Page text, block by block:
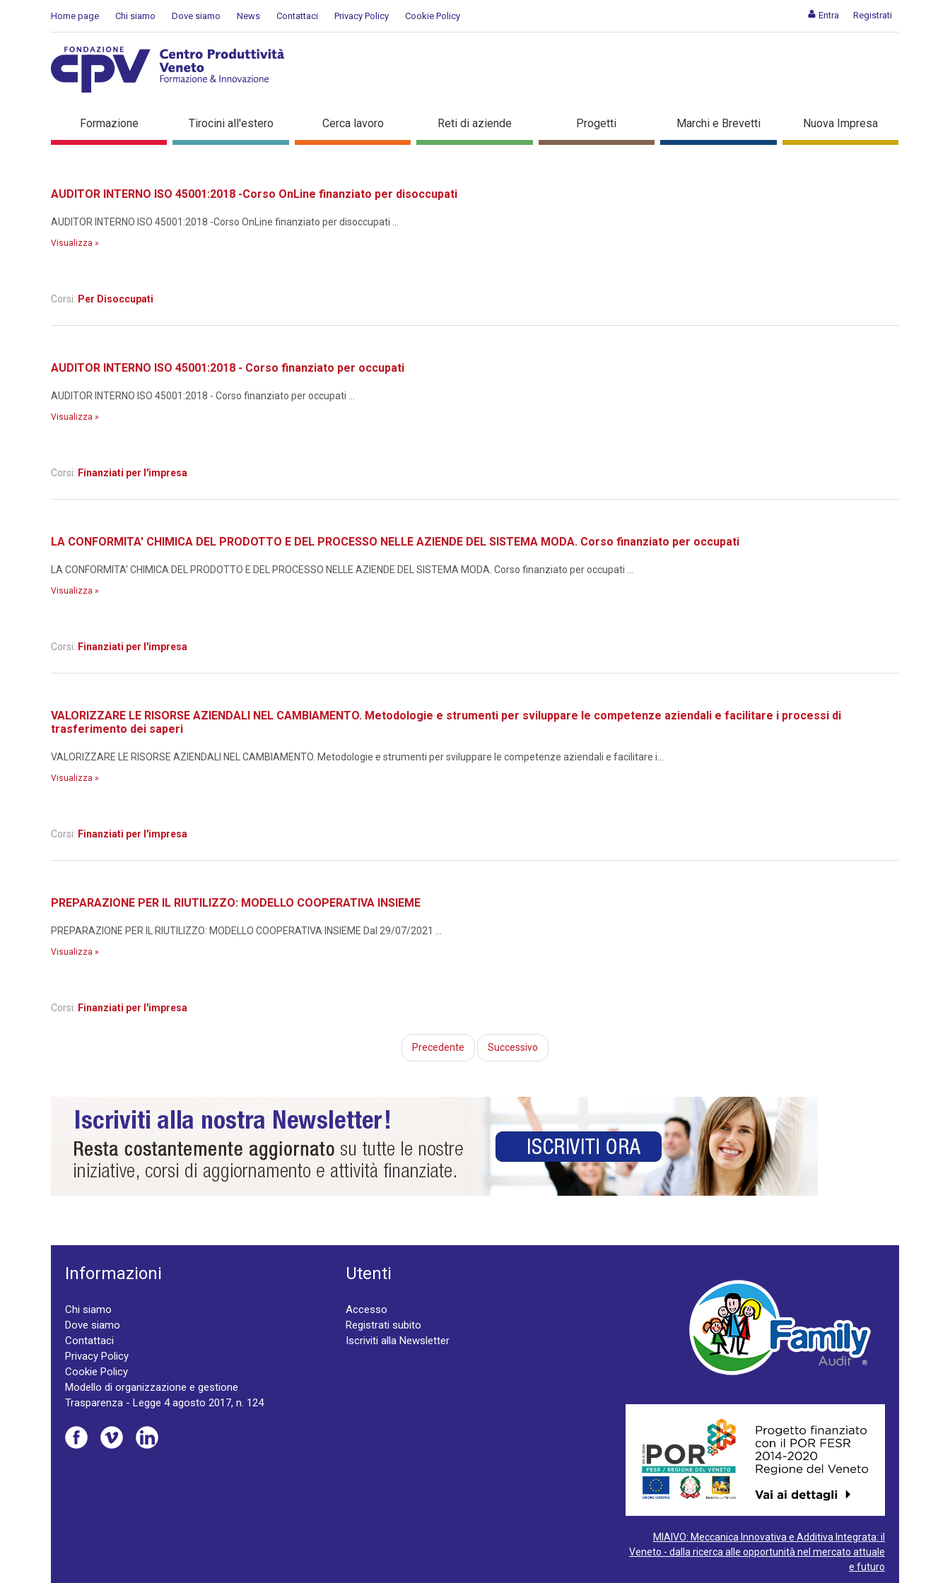
Entra Registrati
Home page Chi siamo Dove siamo News Contattaci Privacy Policy Cookie Policy
Dettaglio corso di formazione
Formazione Tirocini all'estero Cerca lavoro Reti di aziende Progetti Marchi e Brevetti Nuova Impresa
AUDITOR INTERNO ISO 45001:2018 -Corso OnLine finanziato per disoccupati
AUDITOR INTERNO ISO 45001:2018 -Corso OnLine finanziato per disoccupati ...
Visualizza »
Corsi: Per Disoccupati
AUDITOR INTERNO ISO 45001:2018 - Corso finanziato per occupati
AUDITOR INTERNO ISO 45001:2018 - Corso finanziato per occupati ...
Visualizza »
Corsi: Finanziati per l'impresa
LA CONFORMITA' CHIMICA DEL PRODOTTO E DEL PROCESSO NELLE AZIENDE DEL SISTEMA MODA. Corso finanziato per occupati
LA CONFORMITA' CHIMICA DEL PRODOTTO E DEL PROCESSO NELLE AZIENDE DEL SISTEMA MODA. Corso finanziato per occupati ...
Visualizza »
Corsi: Finanziati per l'impresa
VALORIZZARE LE RISORSE AZIENDALI NEL CAMBIAMENTO. Metodologie e strumenti per sviluppare le competenze aziendali e facilitare i processi di
trasferimento dei saperi
VALORIZZARE LE RISORSE AZIENDALI NEL CAMBIAMENTO. Metodologie e strumenti per sviluppare le competenze aziendali e facilitare i...
Visualizza »
Corsi: Finanziati per l'impresa
PREPARAZIONE PER IL RIUTILIZZO: MODELLO COOPERATIVA INSIEME
PREPARAZIONE PER IL RIUTILIZZO: MODELLO COOPERATIVA INSIEME Dal 29/07/2021 ...
Visualizza »
Corsi: Finanziati per l'impresa
Precedente Successivo
Informazioni
Chi siamo
Dove siamo
Contattaci
Privacy Policy
Cookie Policy
Modello di organizzazione e gestione
Trasparenza - Legge 4 agosto 2017, n. 124
Utenti
Accesso
Registrati subito
Iscriviti alla Newsletter
MIAIVO: Meccanica Innovativa e Additiva Integrata: il
Veneto - dalla ricerca alle opportunità nel mercato attuale
e futuro